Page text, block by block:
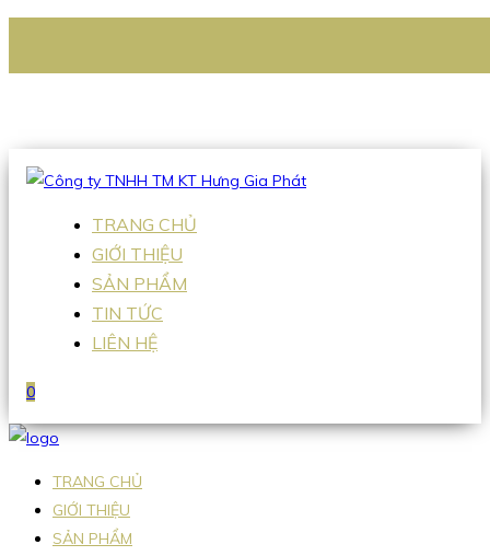
Hotline:0938 336 079
TRANG CHỦ
GIỚI THIỆU
SẢN PHẨM
TIN TỨC
LIÊN HỆ
0
TRANG CHỦ
GIỚI THIỆU
SẢN PHẨM